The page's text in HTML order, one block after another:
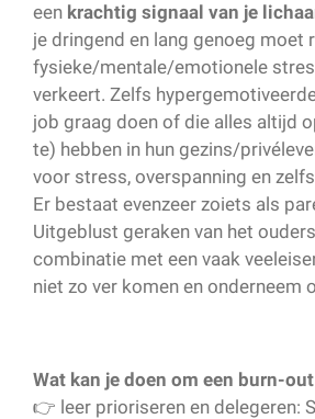
een krachtig signaal van je
je dringend en lang genoeg moet
fysieke/mentale/emotionele
verkeert. Zelfs
job graag doen of die alles altijd
te) hebben in hun gezins/
voor stress, overspanning en
Er bestaat evenzeer zoiets als
Uitgeblust geraken van het
combinatie met een vaak
niet zo ver komen en onderneem
Wat kan je doen om een burn-
👉 leer prioriseren en delegeren: